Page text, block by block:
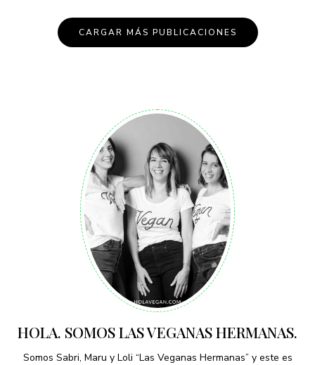
CARGAR MÁS PUBLICACIONES
HOLA. SOMOS LAS VEGANAS HERMANAS.
Somos Sabri, Maru y Loli “Las Veganas Hermanas” y este es